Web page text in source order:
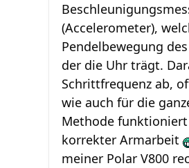
(Accelerometer),
Pendelbewegung
der die Uhr trägt.
Schrittfrequenz ab,
wie auch für die
Methode
korrekter Armarbeit
meiner Polar V800